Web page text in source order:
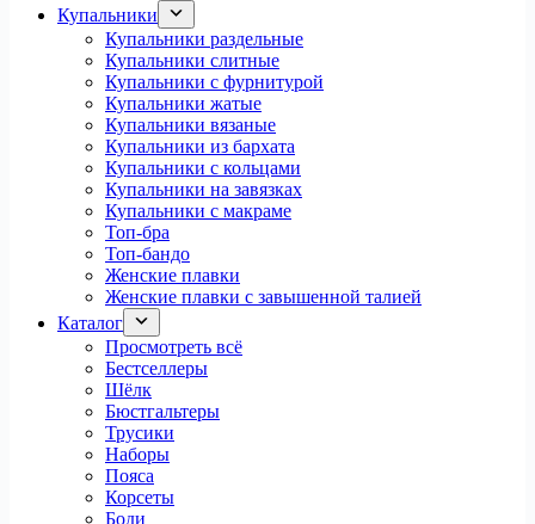
Купальники
Купальники раздельные
Купальники слитные
Купальники с фурнитурой
Купальники жатые
Купальники вязаные
Купальники из бархата
Купальники с кольцами
Купальники на завязках
Купальники с макраме
Топ-бра
Топ-бандо
Женские плавки
Женские плавки с завышенной талией
Каталог
Просмотреть всё
Бестселлеры
Шёлк
Бюстгальтеры
Трусики
Наборы
Пояса
Корсеты
Боди